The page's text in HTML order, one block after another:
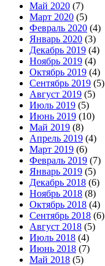
Май 2020 (7)
Март 2020 (5)
Февраль 2020 (4)
Январь 2020 (3)
Декабрь 2019 (4)
Ноябрь 2019 (4)
Октябрь 2019 (4)
Сентябрь 2019 (5)
Август 2019 (5)
Июль 2019 (5)
Июнь 2019 (10)
Май 2019 (8)
Апрель 2019 (4)
Март 2019 (6)
Февраль 2019 (7)
Январь 2019 (5)
Декабрь 2018 (6)
Ноябрь 2018 (8)
Октябрь 2018 (4)
Сентябрь 2018 (6)
Август 2018 (5)
Июль 2018 (4)
Июнь 2018 (7)
Май 2018 (5)